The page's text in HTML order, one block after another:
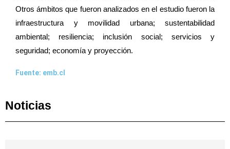
Otros ámbitos que fueron analizados en el estudio fueron la
infraestructura y movilidad urbana; sustentabilidad
ambiental; resiliencia; inclusión social; servicios y
seguridad; economía y proyección.
Fuente: emb.cl
Noticias